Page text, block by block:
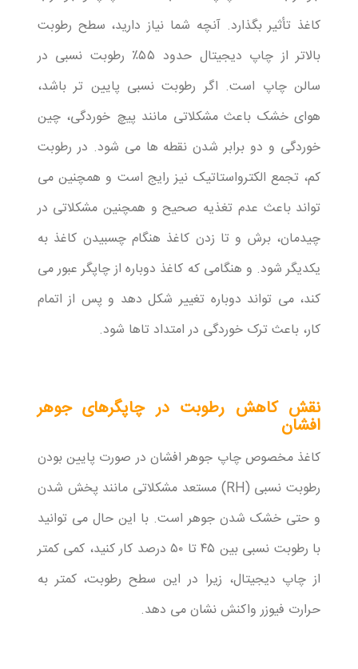
کاغذ تأثیر بگذارد. آنچه شما نیاز دارید، سطح رطوبت
بالاتر از چاپ دیجیتال حدود ۵۵٪ رطوبت نسبی در
سالن چاپ است. اگر رطوبت نسبی پایین تر باشد،
هوای خشک باعث مشکلاتی مانند پیچ ​​خوردگی، چین
خوردگی و دو برابر شدن نقطه ها می شود. در رطوبت
کم، تجمع الکترواستاتیک نیز رایج است و همچنین می
تواند باعث عدم تغذیه صحیح و همچنین مشکلاتی در
چیدمان، برش و تا زدن کاغذ هنگام چسبیدن کاغذ به
یکدیگر شود. و هنگامی که کاغذ دوباره از چاپگر عبور می
کند، می تواند دوباره تغییر شکل دهد و پس از اتمام
کار، باعث ترک خوردگی در امتداد تاها شود.
نقش کاهش رطوبت در چاپگرهای جوهر
افشان
کاغذ مخصوص چاپ جوهر افشان در صورت پایین بودن
رطوبت نسبی (RH) مستعد مشکلاتی مانند پخش شدن
و حتی خشک شدن جوهر است. با این حال می توانید
با رطوبت نسبی بین ۴۵ تا ۵۰ درصد کار کنید، کمی کمتر
از چاپ دیجیتال، زیرا در این سطح رطوبت، کمتر به
حرارت فیوزر واکنش نشان می دهد.